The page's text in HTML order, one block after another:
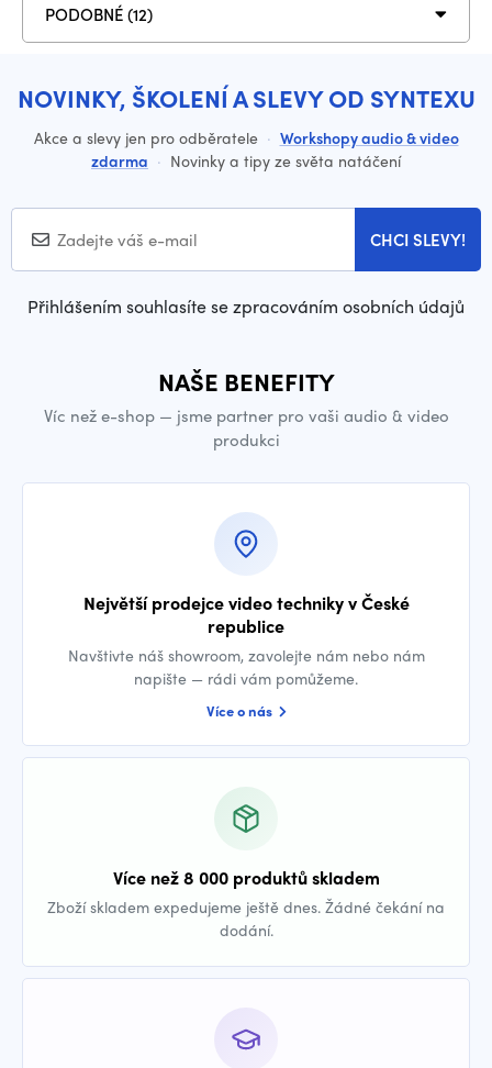
PODOBNÉ (12)
NOVINKY, ŠKOLENÍ A SLEVY OD SYNTEXU
Akce a slevy jen pro odběratele · Workshopy audio & video
zdarma · Novinky a tipy ze světa natáčení
CHCI SLEVY!
Přihlášením souhlasíte se zpracováním osobních údajů
NAŠE BENEFITY
Víc než e-shop — jsme partner pro vaši audio & video
produkci
Největší prodejce video techniky v České
republice
Navštivte náš showroom, zavolejte nám nebo nám
napište — rádi vám pomůžeme.
Více o nás
Více než 8 000 produktů skladem
Zboží skladem expedujeme ještě dnes. Žádné čekání na
dodání.